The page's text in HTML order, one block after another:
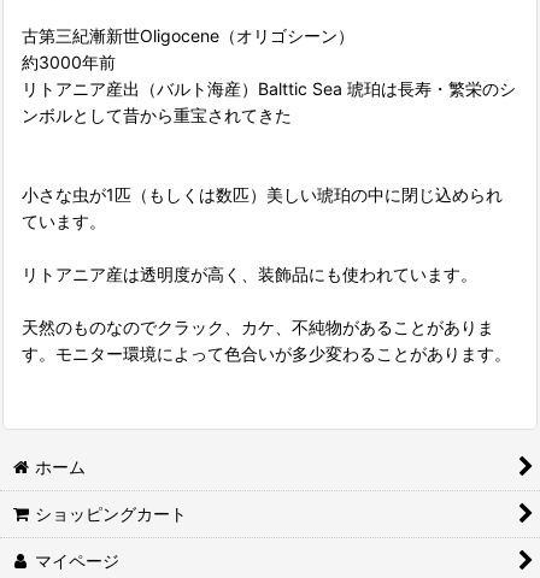
古第三紀漸新世Oligocene（オリゴシーン）
約3000年前
リトアニア産出（バルト海産）Balttic Sea 琥珀は長寿・繁栄のシ
ンボルとして昔から重宝されてきた
小さな虫が1匹（もしくは数匹）美しい琥珀の中に閉じ込められ
ています。
リトアニア産は透明度が高く、装飾品にも使われています。
天然のものなのでクラック、カケ、不純物があることがありま
す。モニター環境によって色合いが多少変わることがあります。
ホーム
ショッピングカート
マイページ